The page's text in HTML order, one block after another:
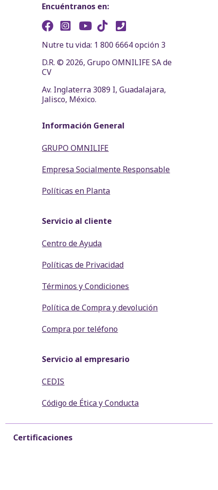
Encuéntranos en:
Nutre tu vida: 1 800 6664 opción 3
D.R. © 2026, Grupo OMNILIFE SA de
CV
Av. Inglaterra 3089 I, Guadalajara,
Jalisco, México.
Información General
GRUPO OMNILIFE
Empresa Socialmente Responsable
Políticas en Planta
Servicio al cliente
Centro de Ayuda
Políticas de Privacidad
Términos y Condiciones
Política de Compra y devolución
Compra por teléfono
Servicio al empresario
CEDIS
Código de Ética y Conducta
Certificaciones